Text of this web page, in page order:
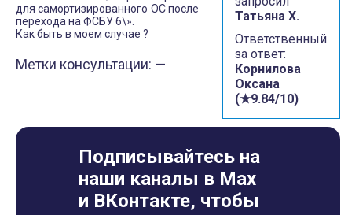
Татьяна Х.
Ответственный
за ответ:
Корнилова
Оксана
(★9.84/10)
для самортизированного ОС после
перехода на ФСБУ 6\».
Как быть в моем случае ?
Метки консультации: —
Подписывайтесь на
наши каналы в Max
и ВКонтакте, чтобы